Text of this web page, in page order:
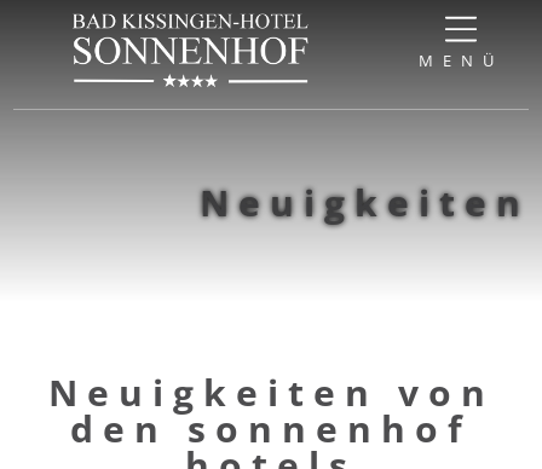
Direkt zum Inhalt springen
Direkt zur Navigation springen
Direkt zum Footer springen
MENÜ
Neuigkeiten
Neuigkeiten von
den sonnenhof